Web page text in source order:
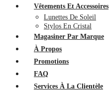
Vêtements Et Accessoires
Lunettes De Soleil
Stylos En Cristal
Magasiner Par Marque
À Propos
Promotions
FAQ
Services À La Clientèle